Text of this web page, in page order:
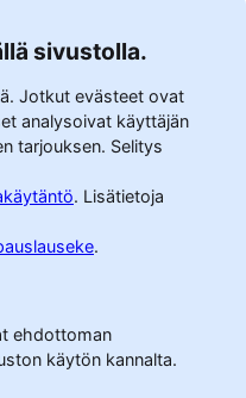
sivustolla.
Jotkut evästeet ovat
analysoivat käyttäjän
tarjouksen. Selitys
. Lisätietoja
.
ehdottoman
käytön kannalta.